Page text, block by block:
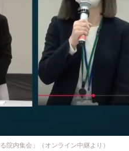
院内集会」（オンライン中継より）